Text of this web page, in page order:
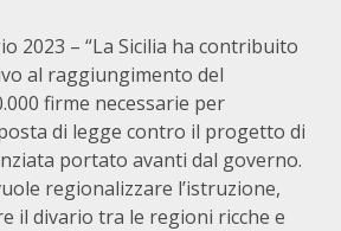
2023 – “La Sicilia ha contribuito
al raggiungimento del
firme necessarie per
di legge contro il progetto di
portato avanti dal governo.
regionalizzare l’istruzione,
il divario tra le regioni ricche e